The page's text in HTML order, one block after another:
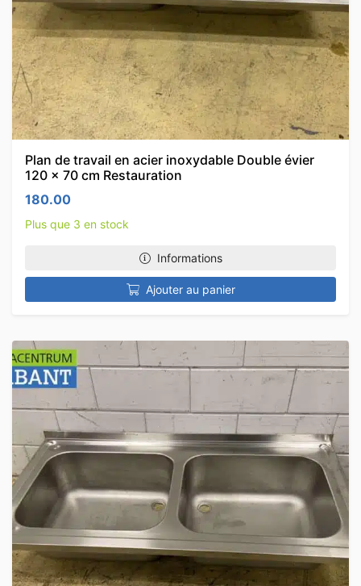
Plan de travail en acier inoxydable Double évier
120 x 70 cm Restauration
180.00
Plus que 3 en stock
Informations
Ajouter au panier